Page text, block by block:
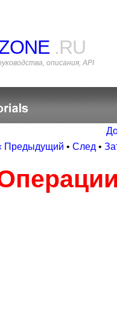
.RU
описания, API
Предыдущий • След •